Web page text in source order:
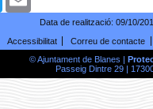
Data de realització: 09/10/
Accessibilitat
Correu de contacte
© Ajuntament de Blanes |
Passeig Dintre 29 |